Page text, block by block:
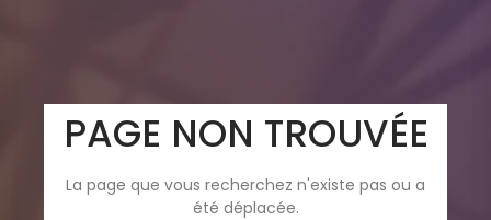
PAGE NON TROUVÉE
La page que vous recherchez n'existe pas ou a
été déplacée.